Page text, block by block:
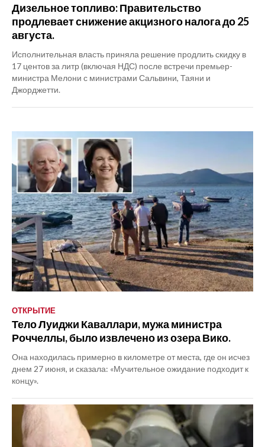
Дизельное топливо: Правительство
продлевает снижение акцизного налога до 25
августа.
Исполнительная власть приняла решение продлить скидку в
17 центов за литр (включая НДС) после встречи премьер-
министра Мелони с министрами Сальвини, Таяни и
Джорджетти.
ОТКРЫТИЕ
Тело Луиджи Каваллари, мужа министра
Роччеллы, было извлечено из озера Вико.
Она находилась примерно в километре от места, где он исчез
днем 27 июня, и сказала: «Мучительное ожидание подходит к
концу».